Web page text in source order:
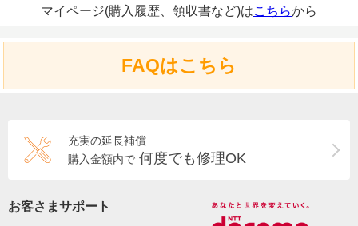
マイページ(購入履歴、領収書など)はこちらから
FAQはこちら
充実の延長補償
購入金額内で 何度でも修理OK
お客さまサポート